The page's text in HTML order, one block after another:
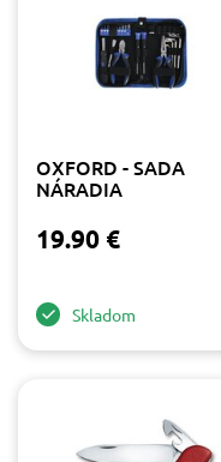
OXFORD - SADA
NÁRADIA
19.90 €
Skladom